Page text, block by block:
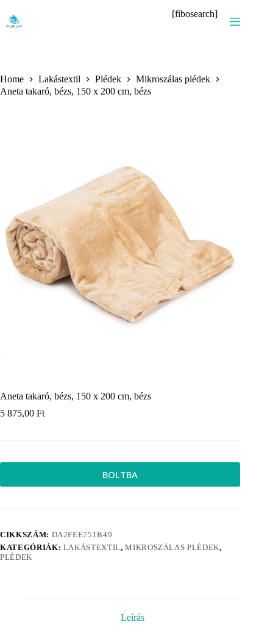
content
[fibosearch]
Home Lakástextil Plédek
Mikroszálas plédek
Aneta takaró, bézs, 150 x 200 cm, bézs
Aneta takaró, bézs, 150 x 200 cm, bézs
5 875,00 Ft
BOLTBA
CIKKSZÁM: DA2FEE751B49
KATEGÓRIÁK: LAKÁSTEXTIL,MIKROSZÁLAS PLÉDEK,
PLÉDEK
Leírás